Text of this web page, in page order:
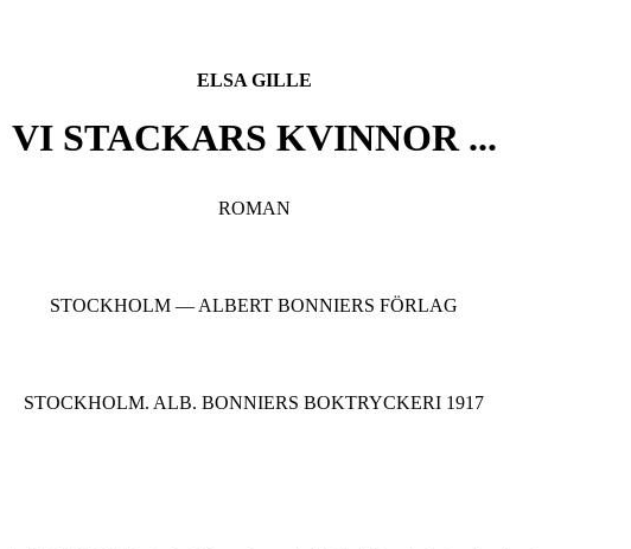
ELSA GILLE
VI STACKARS KVINNOR ...
ROMAN
STOCKHOLM — ALBERT BONNIERS FÖRLAG
STOCKHOLM. ALB. BONNIERS BOKTRYCKERI 1917